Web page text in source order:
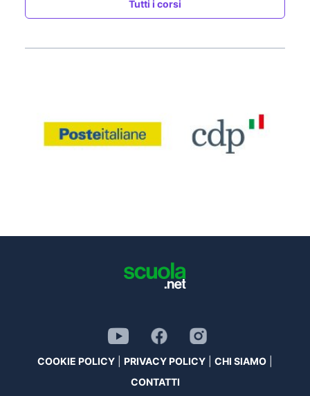
Tutti i corsi
COOKIE POLICY PRIVACY POLICY CHI SIAMO
CONTATTI